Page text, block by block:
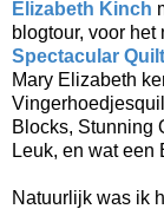
Elizabeth Kinch
blogtour, voor het
Spectacular
Mary Elizabeth
Blocks, Stunning
Leuk, en wat een
Natuurlijk was ik